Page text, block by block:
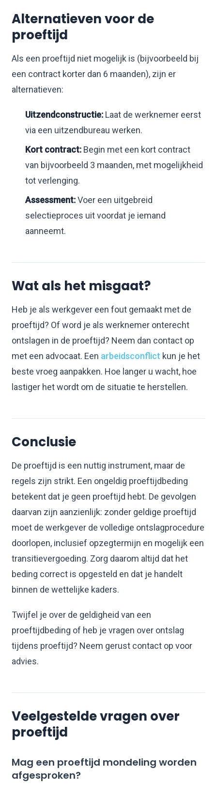
Alternatieven voor de
proeftijd
Als een proeftijd niet mogelijk is (bijvoorbeeld bij
een contract korter dan 6 maanden), zijn er
alternatieven:
Uitzendconstructie: Laat de werknemer eerst
via een uitzendbureau werken.
Kort contract: Begin met een kort contract
van bijvoorbeeld 3 maanden, met mogelijkheid
tot verlenging.
Assessment:Voer een uitgebreid
selectieproces uit voordat je iemand
aanneemt.
Wat als het misgaat?
Heb je als werkgever een fout gemaakt met de
proeftijd? Of word je als werknemer onterecht
ontslagen in de proeftijd? Neem dan contact op
met een advocaat. Een arbeidsconflict kun je het
beste vroeg aanpakken. Hoe langer u wacht, hoe
lastiger het wordt om de situatie te herstellen.
Conclusie
De proeftijd is een nuttig instrument, maar de
regels zijn strikt. Een ongeldig proeftijdbeding
betekent dat je geen proeftijd hebt. De gevolgen
daarvan zijn aanzienlijk: zonder geldige proeftijd
moet de werkgever de volledige ontslagprocedure
doorlopen, inclusief opzegtermijn en mogelijk een
transitievergoeding. Zorg daarom altijd dat het
beding correct is opgesteld en dat je handelt
binnen de wettelijke kaders.
Twijfel je over de geldigheid van een
proeftijdbeding of heb je vragen over ontslag
tijdens proeftijd? Neem gerust contact op voor
advies.
Veelgestelde vragen over
proeftijd
Mag een proeftijd mondeling worden
afgesproken?